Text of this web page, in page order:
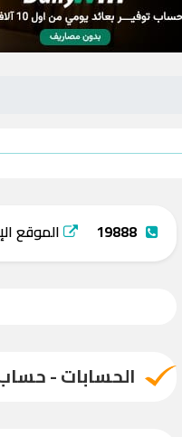
19888 الموقع
الحسابات -